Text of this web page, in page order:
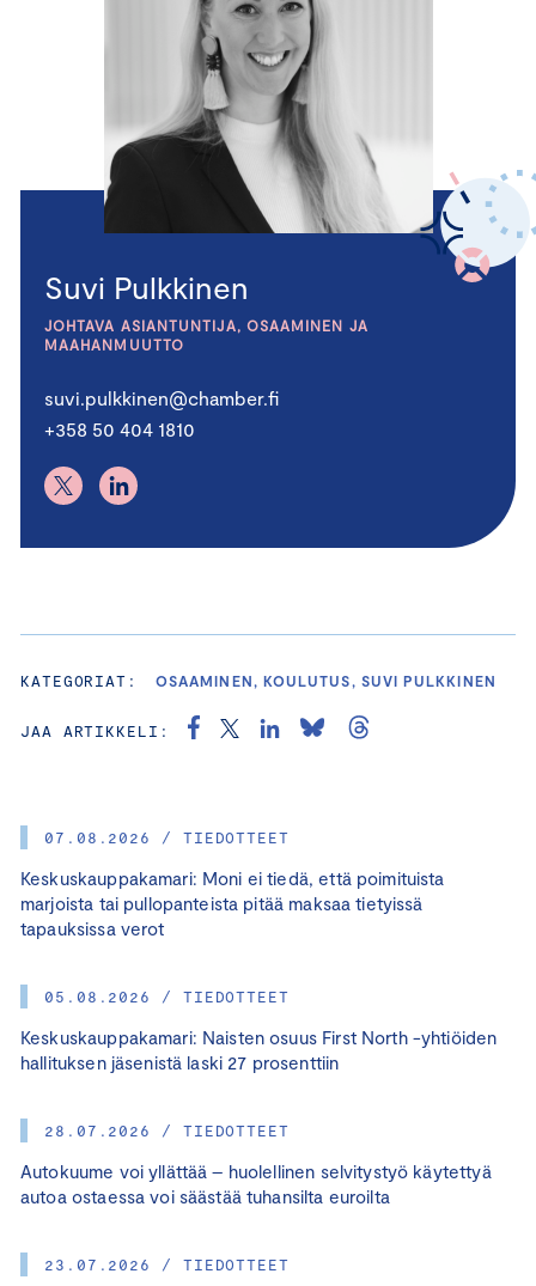
07.08.2026 / TIEDOTTEET
Keskuskauppakamari: Moni ei tiedä, että poimituista
marjoista tai pullopanteista pitää maksaa tietyissä
tapauksissa verot
05.08.2026 / TIEDOTTEET
Keskuskauppakamari: Naisten osuus First North -yhtiöiden
hallituksen jäsenistä laski 27 prosenttiin
28.07.2026 / TIEDOTTEET
Autokuume voi yllättää – huolellinen selvitystyö käytettyä
autoa ostaessa voi säästää tuhansilta euroilta
23.07.2026 / TIEDOTTEET
Suvi Pulkkinen
JOHTAVA ASIANTUNTIJA, OSAAMINEN JA
MAAHANMUUTTO
suvi.pulkkinen@chamber.fi
+358 50 404 1810
KATEGORIAT: OSAAMINEN, KOULUTUS, SUVI PULKKINEN
JAA ARTIKKELI: